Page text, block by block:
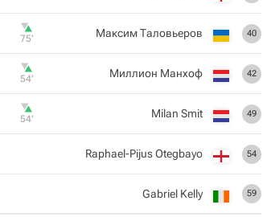
40
Максим Таловьеров
75‎’‎
42
Миллион Манхоф
54‎’‎
49
Milan Smit
54‎’‎
54
Raphael-Pijus Otegbayo
59
Gabriel Kelly